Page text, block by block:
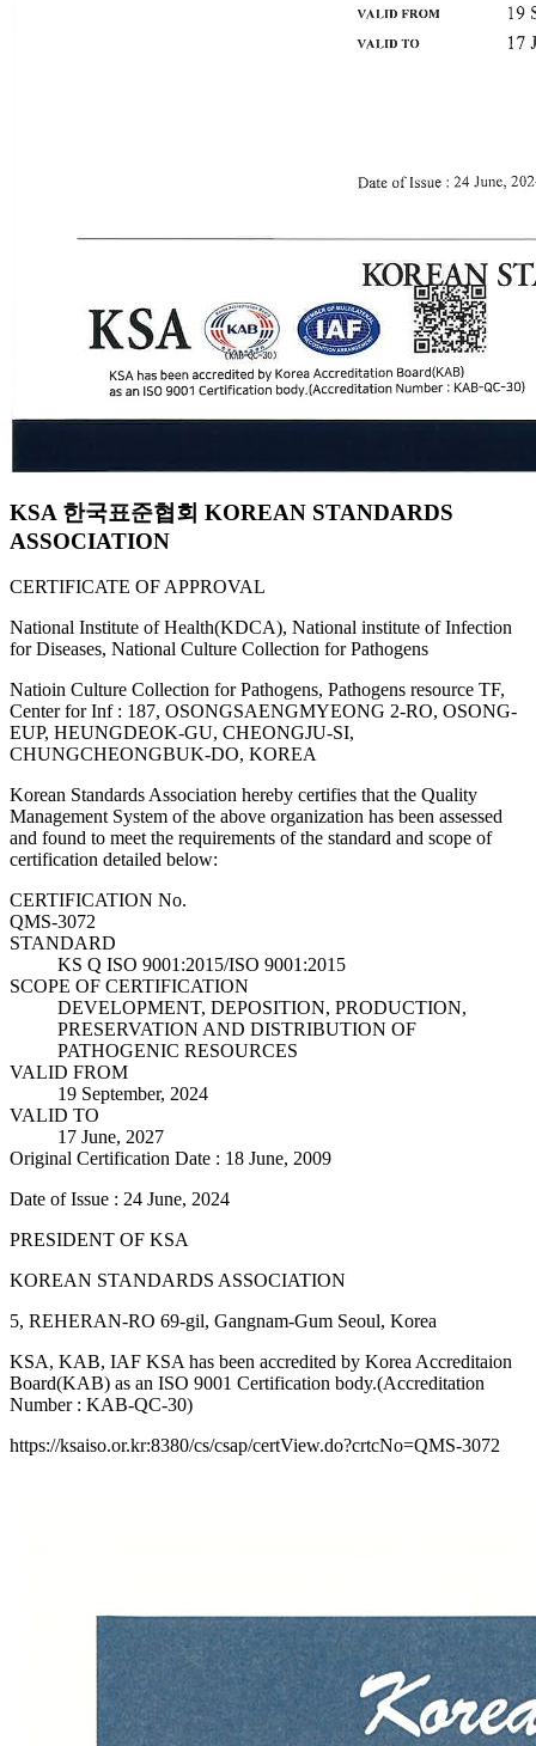
KSA 한국표준협회 KOREAN STANDARDS
ASSOCIATION
CERTIFICATE OF APPROVAL
National Institute of Health(KDCA), National institute of Infection
for Diseases, National Culture Collection for Pathogens
Natioin Culture Collection for Pathogens, Pathogens resource TF,
Center for Inf : 187, OSONGSAENGMYEONG 2-RO, OSONG-
EUP, HEUNGDEOK-GU, CHEONGJU-SI,
CHUNGCHEONGBUK-DO, KOREA
Korean Standards Association hereby certifies that the Quality
Management System of the above organization has been assessed
and found to meet the requirements of the standard and scope of
certification detailed below:
CERTIFICATION No.
QMS-3072
STANDARD
KS Q ISO 9001:2015/ISO 9001:2015
SCOPE OF CERTIFICATION
DEVELOPMENT, DEPOSITION, PRODUCTION,
PRESERVATION AND DISTRIBUTION OF
PATHOGENIC RESOURCES
VALID FROM
19 September, 2024
VALID TO
17 June, 2027
Original Certification Date : 18 June, 2009
Date of Issue : 24 June, 2024
PRESIDENT OF KSA
KOREAN STANDARDS ASSOCIATION
5, REHERAN-RO 69-gil, Gangnam-Gum Seoul, Korea
KSA, KAB, IAF KSA has been accredited by Korea Accreditaion
Board(KAB) as an ISO 9001 Certification body.(Accreditation
Number : KAB-QC-30)
https://ksaiso.or.kr:8380/cs/csap/certView.do?crtcNo=QMS-3072